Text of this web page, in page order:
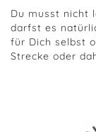
Du musst nicht
darfst es
für Dich selbst
Strecke oder